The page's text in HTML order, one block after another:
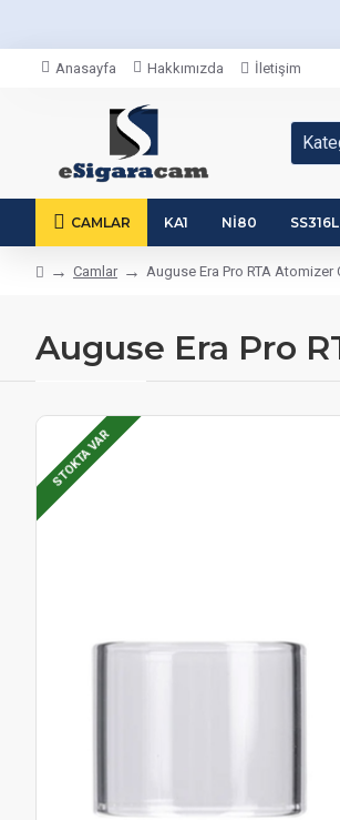
Anasayfa Hakkımızda İletişim
CAMLAR KA1 NI80 SS316L
Camlar Auguse Era Pro RTA Atomizer
Auguse Era Pro
STOKTA VAR